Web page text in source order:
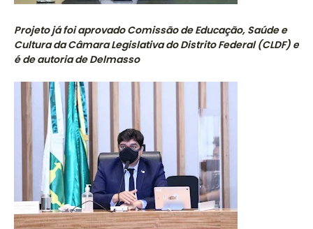
Projeto já foi aprovado Comissão de Educação, Saúde e
Cultura da Câmara Legislativa do Distrito Federal (CLDF) e
é de autoria de Delmasso